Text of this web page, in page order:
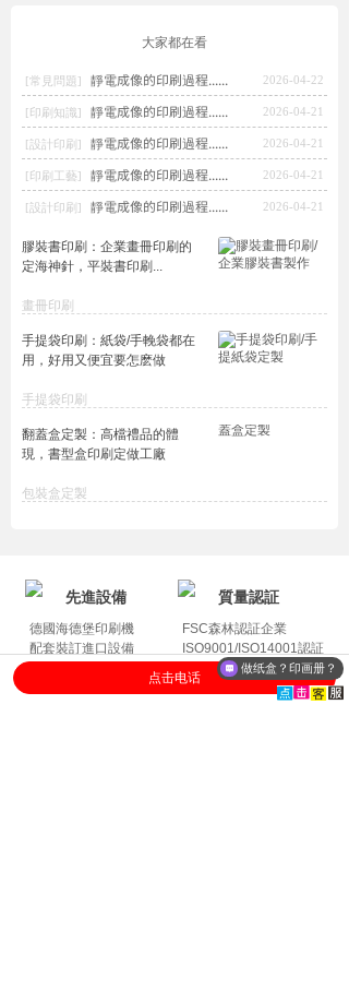
翻蓋盒定製：高檔禮品的體
現，書型盒印刷定做工廠
包裝盒定製
手提袋印刷：紙袋/手輓袋都在
用，好用又便宜要怎麽做
手提袋印刷
膠裝書印刷：企業畫冊印刷的
定海神針，平裝書印刷...
畫冊印刷
大家都在看
[常見問題] 靜電成像的印刷過程...... 2026-04-22
[印刷知識] 靜電成像的印刷過程...... 2026-04-21
[設計印刷] 靜電成像的印刷過程...... 2026-04-21
[印刷工藝] 靜電成像的印刷過程...... 2026-04-21
[設計印刷] 靜電成像的印刷過程...... 2026-04-21
德國海德堡印刷機
配套裝訂進口設備
保障承諾
質量認証
先進設備
FSC森林認証企業
ISO9001/ISO14001認証
做纸盒？印画册？
点击电话